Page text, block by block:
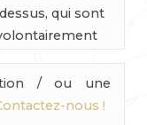
qui sont
d’autres/ ou une
nous !